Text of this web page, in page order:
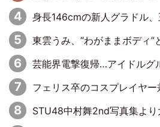
身長146cmの新人グラドル、王道ビーチからプールサイドそし
東雲うみ、“わがままボディ”と“とんでもない衣装”で誘惑「パーフェクトな
芸能界電撃復帰…アイドルグ
フェリス卒のコスプレイヤー兼ピアニスト、ま
STU48中村舞2nd写真集より大人の魅力にさら